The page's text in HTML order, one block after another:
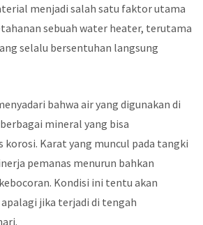
menjadi salah satu faktor utama
sebuah water heater, terutama
selalu bersentuhan langsung
bahwa air yang digunakan di
mineral yang bisa
korosi. Karat yang muncul pada tangki
pemanas menurun bahkan
Kondisi ini tentu akan
jika terjadi di tengah